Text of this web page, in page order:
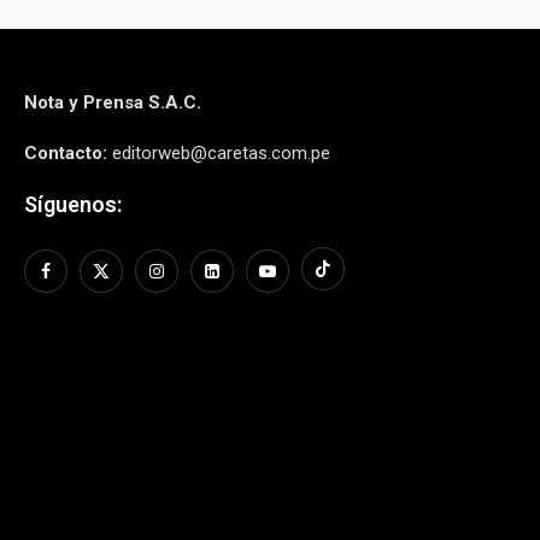
Nota y Prensa S.A.C.
Contacto: editorweb@caretas.com.pe
Síguenos: